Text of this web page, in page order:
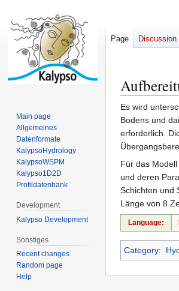
Jump
to
navigation
Jump
to
search
Es wird
Bodens und
erforderlich.
Für das
und deren
Schichten und
Länge von 8
Language:
Category:
Page Discussion
Main page
Allgemeines
Datenformate
KalypsoHydrology
KalypsoWSPM
Kalypso1D2D
Profildatenbank
Development
Kalypso Development
Sonstiges
Recent changes
Random page
Help